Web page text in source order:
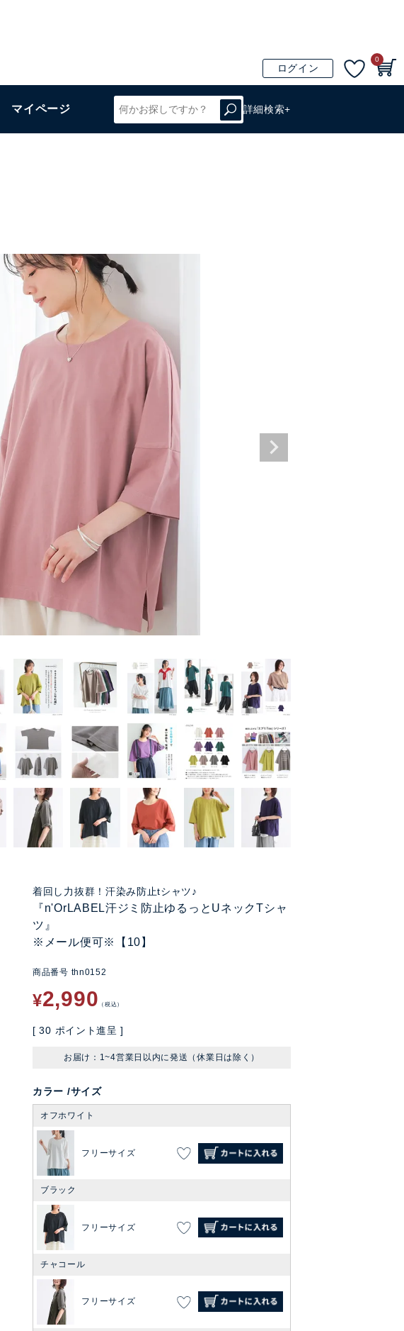
ログイン
0
マイページ 詳細検索+
着回し力抜群！汗染み防止tシャツ♪
『n'OrLABEL汗ジミ防止ゆるっとUネックTシャ
ツ』
※メール便可※【10】
商品番号 thn0152
¥2,990 税込
[ 30 ポイント進呈 ]
お届け：1~4営業日以内に発送（休業日は除く）
カラー サイズ
オフホワイト
フリーサイズ
ブラック
フリーサイズ
チャコール
フリーサイズ